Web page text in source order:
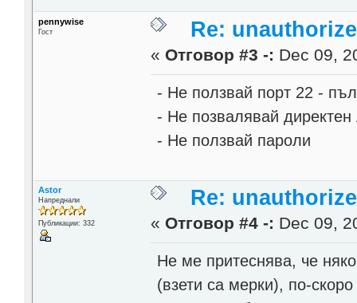
pennywise
Гост Re:
« Отговор #3 -: Dec 09,
- Не ползвай порт 22 -
- Не позвалявай директен
- Не ползвай пароли
Astor
Напреднали
Публикации: 332
Re:
« Отговор #4 -: Dec 09,
Не ме притеснява, че
(взети са мерки), по-